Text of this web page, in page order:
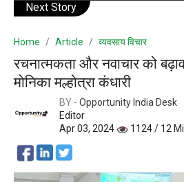
Next Story
Home Article व्यवसाय विचार
रचनात्मकता और नवाचार को
मोनिका मल्होत्रा कंधारी
BY - Opportunity India Desk
Editor
Apr 03, 2024
1124 / 12